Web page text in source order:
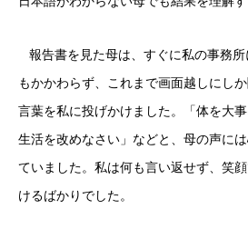
報告書を見た母は、すぐに私の事務
もかかわらず、これまで画面越しにし
言葉を私に投げかけました。「体を大
生活を改めなさい」などと、母の声に
ていました。私は何も言い返せず、笑
けるばかりでした。